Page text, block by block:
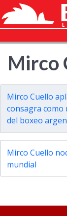
Mirco
Mirco Cuello
consagra como
del boxeo
Mirco Cuello
mundial